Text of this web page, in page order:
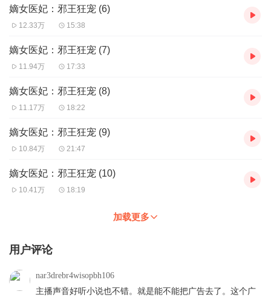
嫡女医妃：邪王狂宠 (6)
12.33万 15:38
嫡女医妃：邪王狂宠 (7)
11.94万 17:33
嫡女医妃：邪王狂宠 (8)
11.17万 18:22
嫡女医妃：邪王狂宠 (9)
10.84万 21:47
嫡女医妃：邪王狂宠 (10)
10.41万 18:19
加载更多
用户评论
nar3drebr4wisopbh106
主播声音好听小说也不错。就是能不能把广告去了。这个广